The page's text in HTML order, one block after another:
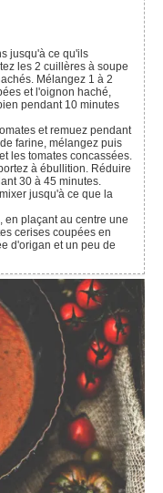
les 2 cuillères à soupe
Mélangez 1 à 2
et l'oignon haché,
pendant 10 minutes
farine, mélangez puis
les tomates concassées.
à ébullition. Réduire
30 à 45 minutes.
cerises coupées en
d'origan et un peu de